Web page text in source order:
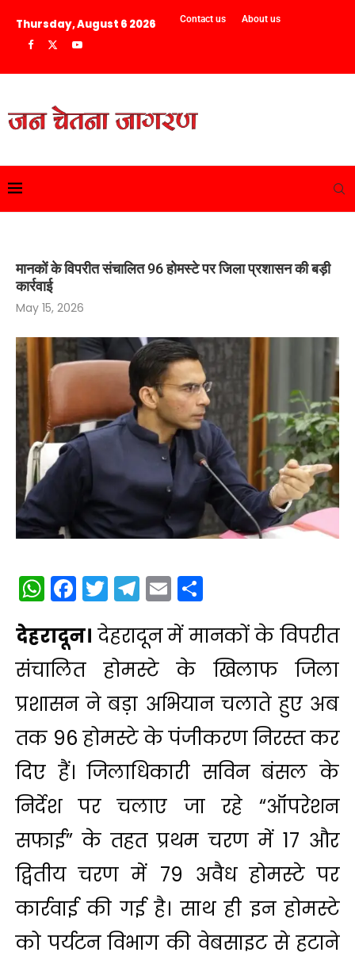
Thursday, August 6 2026 Contact us About us
मानकों के विपरीत संचालित 96 होमस्टे पर जिला प्रशासन की बड़ी
कार्रवाई
May 15, 2026
WhatsApp
Facebook
Twitter
Telegram
Email
देहरादून। देहरादूनमें मानकों के विपरीत
संचालित होमस्टे के खिलाफ जिला
प्रशासन ने बड़ा अभियान चलाते हुए अब
तक 96 होमस्टे के पंजीकरण निरस्त कर
दिए हैं। जिलाधिकारीसविन बंसल के
निर्देश पर चलाए जा रहे “ऑपरेशन
सफाई” के तहत प्रथम चरण में 17 और
द्वितीय चरण में 79 अवैध होमस्टे पर
कार्रवाई की गई है। साथ ही इन होमस्टे
को पर्यटन विभाग की वेबसाइट से हटाने